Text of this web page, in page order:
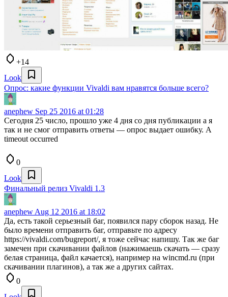
+14
Look
Опрос: какие функции Vivaldi вам нравятся больше всего?
anephew Sep 25 2016 at 01:28
Сегодня 25 число, прошло уже 4 дня со дня публикации а я
так и не смог отправить ответы — опрос выдает ошибку. A
timeout occurred
0
Look
Финальный релиз Vivaldi 1.3
anephew Aug 12 2016 at 18:02
Да, есть такой серьезный баг, появился пару сборок назад. Не
было времени отправить баг, отправьте по адресу
https://vivaldi.com/bugreport/, я тоже сейчас напишу. Так же баг
замечен при скачивании файлов (нажимаешь скачать — сразу
белая страница, файл качается), например на wincmd.ru (при
скачивании плагинов), а так же а других сайтах.
0